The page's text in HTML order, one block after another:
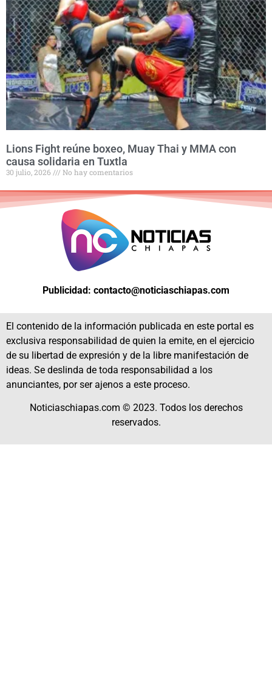
Lions Fight reúne boxeo, Muay Thai y MMA con
causa solidaria en Tuxtla
30 julio, 2026 No hay comentarios
Publicidad: contacto@noticiaschiapas.com
El contenido de la información publicada en este portal es
exclusiva responsabilidad de quien la emite, en el ejercicio
de su libertad de expresión y de la libre manifestación de
ideas. Se deslinda de toda responsabilidad a los
anunciantes, por ser ajenos a este proceso.
Noticiaschiapas.com © 2023. Todos los derechos
reservados.